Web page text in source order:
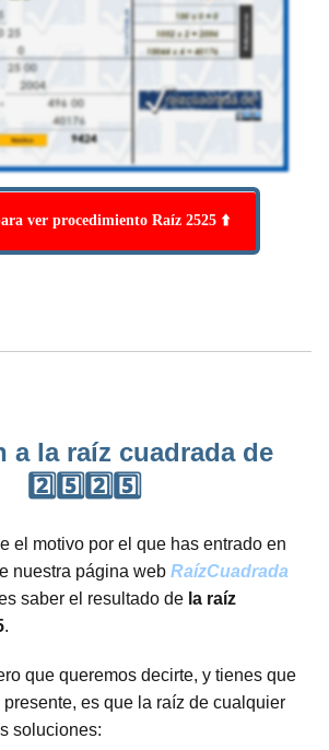
ver procedimiento Raíz 2525 ⬆️
a la raíz cuadrada de
2️⃣5️⃣2️⃣5️⃣
el motivo por el que has entrado en
nuestra página web RaízCuadrada
saber el resultado de la raíz
.
que queremos decirte, y tienes que
es que la raíz de cualquier
soluciones: